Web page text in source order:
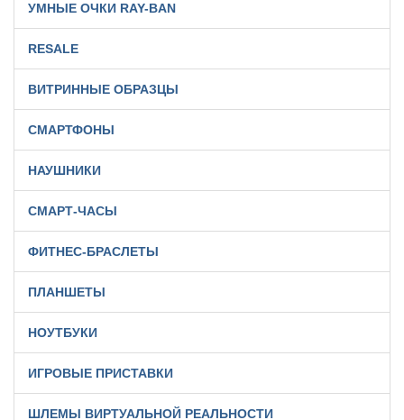
УМНЫЕ ОЧКИ RAY-BAN
RESALE
ВИТРИННЫЕ ОБРАЗЦЫ
СМАРТФОНЫ
НАУШНИКИ
СМАРТ-ЧАСЫ
ФИТНЕС-БРАСЛЕТЫ
ПЛАНШЕТЫ
НОУТБУКИ
ИГРОВЫЕ ПРИСТАВКИ
ШЛЕМЫ ВИРТУАЛЬНОЙ РЕАЛЬНОСТИ